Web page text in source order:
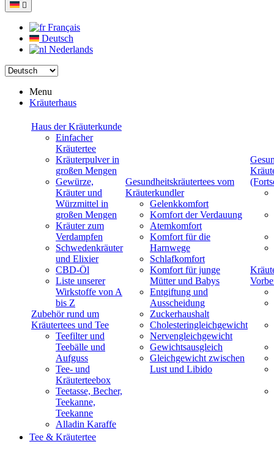

Français
Deutsch
Nederlands
Menu
Kräuterhaus
Haus der Kräuterkunde
Einfacher
Kräutertee
Kräuterpulver in
großen Mengen
Gewürze,
Kräuter und
Würzmittel in
großen Mengen
Kräuter zum
Verdampfen
Schwedenkräuter
und Elixier
CBD-Öl
Liste unserer
Wirkstoffe von A
bis Z
Zubehör rund um
Kräutertees und Tee
Teefilter und
Teebälle und
Aufguss
Tee- und
Kräuterteebox
Teetasse, Becher,
Teekanne,
Teekanne
Alladin Karaffe
Gesundheitskräutertees vom
Kräuterkundler
Gelenkkomfort
Komfort der Verdauung
Atemkomfort
Komfort für die
Harnwege
Schlafkomfort
Komfort für junge
Mütter und Babys
Entgiftung und
Ausscheidung
Zuckerhaushalt
Cholesteringleichgewicht
Nervengleichgewicht
Gewichtsausgleich
Gleichgewicht zwischen
Lust und Libido
Tee & Kräutertee